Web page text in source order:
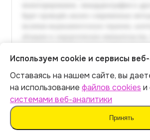
Итог:399р.
Оплатить
Используем cookie и сервисы
Оставаясь на нашем сайте, вы
на использование файлов cookies и
системами веб-аналитики
Принять